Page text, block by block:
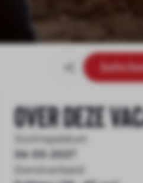
Over deze
Sluitingsdatum
06-05-2027
Dienstverband